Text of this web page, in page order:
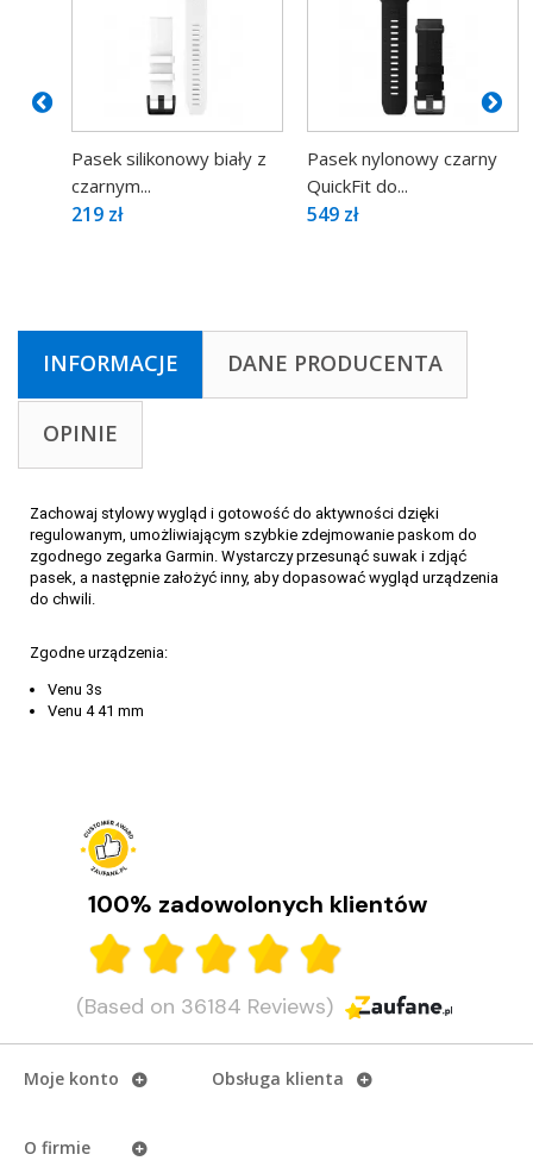
Pasek silikonowy biały z
czarnym...
219 zł
Pasek nylonowy czarny
QuickFit do...
549 zł
INFORMACJE DANE PRODUCENTA
OPINIE
Zachowaj stylowy wygląd i gotowość do aktywności dzięki
regulowanym, umożliwiającym szybkie zdejmowanie paskom do
zgodnego zegarka Garmin. Wystarczy przesunąć suwak i zdjąć
pasek, a następnie założyć inny, aby dopasować wygląd urządzenia
do chwili.
Zgodne urządzenia:
Venu 3s
Venu 4 41 mm
100% zadowolonych klientów
(Based on 36184 Reviews)
Moje konto
O firmie
Obsługa klienta